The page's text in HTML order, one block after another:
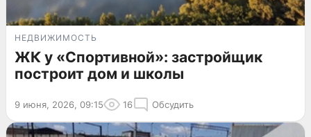
НЕДВИЖИМОСТЬ
ЖК у «Спортивной»: застройщик
построит дом и школы
9 июня, 2026, 09:15 16 Обсудить